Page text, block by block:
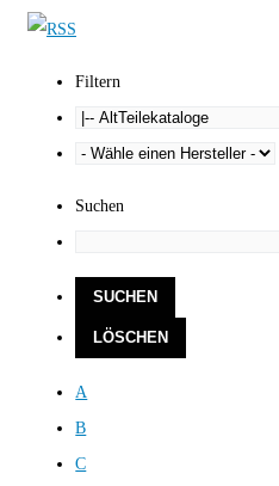
Filtern
Suchen
A
B
C